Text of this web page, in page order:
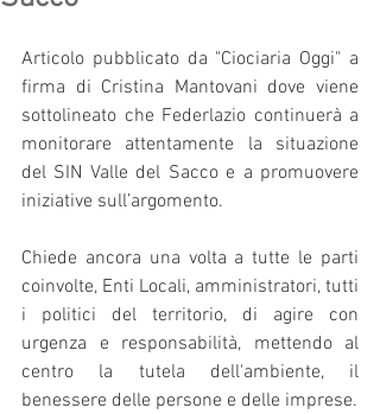
Articolo pubblicato da "Ciociaria Oggi" a
firma di Cristina Mantovani dove viene
sottolineato che Federlazio continuerà a
monitorare attentamente la situazione
del SIN Valle del Sacco e a promuovere
iniziative sull’argomento.
Chiede ancora una volta a tutte le parti
coinvolte, Enti Locali, amministratori, tutti
i politici del territorio, di agire con
urgenza e responsabilità, mettendo al
centro la tutela dell'ambiente, il
benessere delle persone e delle imprese.